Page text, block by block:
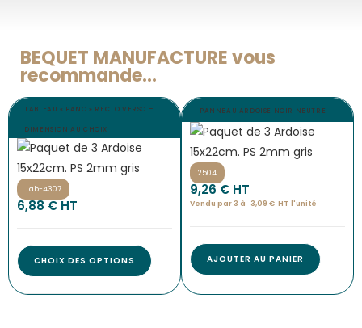
BEQUET MANUFACTURE vous
recommande...
TABLEAU « PANO » RECTO VERSO –
DIMENSION AU CHOIX
Tab-4307
6,88€ HT
CHOIX DES OPTIONS
PANNEAU ARDOISE NOIR NEUTRE
2504
9,26€ HT
Vendu par 3 à 3,09 € HT l'unité
AJOUTER AU PANIER